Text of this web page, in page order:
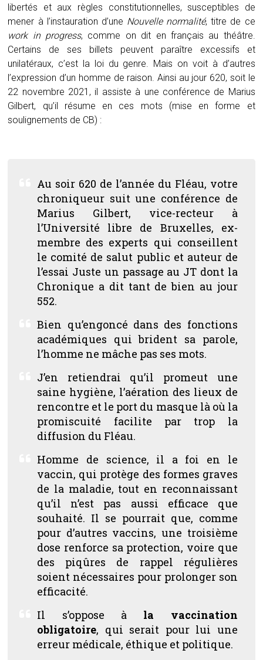
libertés et aux règles constitutionnelles, susceptibles de
mener à l’instauration d’une Nouvelle normalité, titre de ce
work in progress, comme on dit en français au théâtre.
Certains de ses billets peuvent paraître excessifs et
unilatéraux, c’est la loi du genre. Mais on voit à d’autres
l’expression d’un homme de raison. Ainsi au jour 620, soit le
22 novembre 2021, il assiste à une conférence de Marius
Gilbert, qu’il résume en ces mots (mise en forme et
soulignements de CB) :
Au soir 620 de l’année du Fléau, votre
chroniqueur suit une conférence de
Marius Gilbert, vice-recteur à
l’Université libre de Bruxelles, ex-
membre des experts qui conseillent
le comité de salut public et auteur de
l’essai Juste un passage au JT dont la
Chronique a dit tant de bien au jour
552.
Bien qu’engoncé dans des fonctions
académiques qui brident sa parole,
l’homme ne mâche pas ses mots.
J’en retiendrai qu’il promeut une
saine hygiène, l’aération des lieux de
rencontre et le port du masque là où la
promiscuité facilite par trop la
diffusion du Fléau.
Homme de science, il a foi en le
vaccin, qui protège des formes graves
de la maladie, tout en reconnaissant
qu’il n’est pas aussi efficace que
souhaité. Il se pourrait que, comme
pour d’autres vaccins, une troisième
dose renforce sa protection, voire que
des piqûres de rappel régulières
soient nécessaires pour prolonger son
efficacité.
Il s’oppose à la vaccination
obligatoire, qui serait pour lui une
erreur médicale, éthique et politique.